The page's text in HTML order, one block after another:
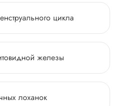
цикла
железы
лоханок